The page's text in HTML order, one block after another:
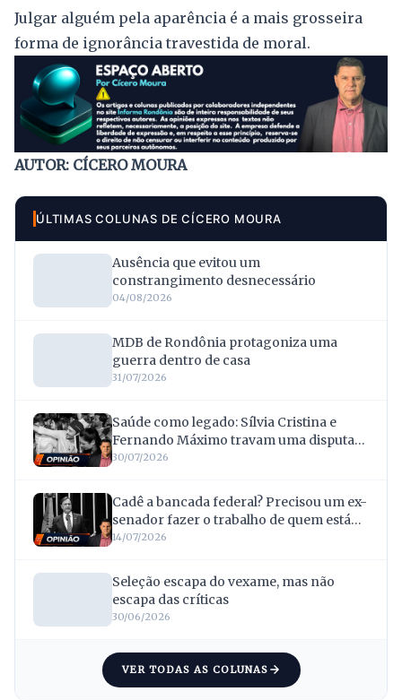
Julgar alguém pela aparência é a mais grosseira
forma de ignorância travestida de moral.
AUTOR: CÍCERO MOURA
ÚLTIMAS COLUNAS DE CÍCERO MOURA
Ausência que evitou um
constrangimento desnecessário
04/08/2026
MDB de Rondônia protagoniza uma
guerra dentro de casa
31/07/2026
Saúde como legado: Sílvia Cristina e
Fernando Máximo travam uma disputa
que promete marcar a corrida ao Senado
30/07/2026
Cadê a bancada federal? Precisou um ex-
senador fazer o trabalho de quem está
no mandato
14/07/2026
Seleção escapa do vexame, mas não
escapa das críticas
30/06/2026
VER TODAS AS COLUNAS